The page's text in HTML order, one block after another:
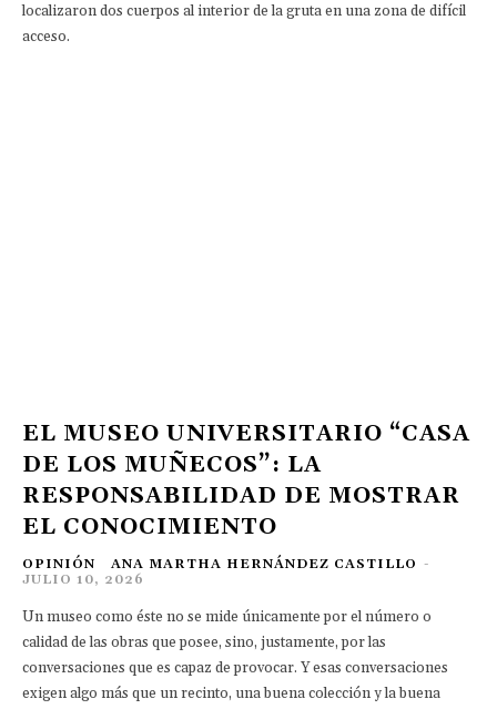
localizaron dos cuerpos al interior de la gruta en una zona de difícil
acceso.
EL MUSEO UNIVERSITARIO “CASA
DE LOS MUÑECOS”: LA
RESPONSABILIDAD DE MOSTRAR
EL CONOCIMIENTO
OPINIÓN ANA MARTHA HERNÁNDEZ CASTILLO -
JULIO 10, 2026
Un museo como éste no se mide únicamente por el número o
calidad de las obras que posee, sino, justamente, por las
conversaciones que es capaz de provocar. Y esas conversaciones
exigen algo más que un recinto, una buena colección y la buena